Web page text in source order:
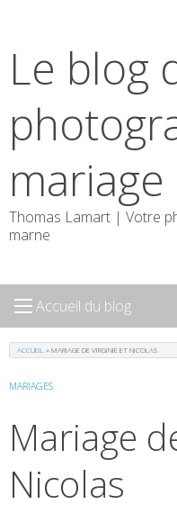
content
Le blog
mariage
Thomas Lamart | Votre
marne
Accueil du blog
ACCUEIL »MARIAGE DE VIRGINIE ET NICOLAS
MARIAGES
Mariage
Nicolas